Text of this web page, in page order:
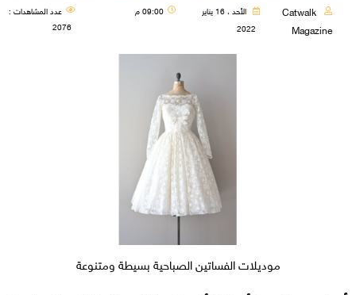
Catwalk
Magazine
الأحد ، 16 يناير
2022
09:00 م
عدد المشاهدات :
2076
موديلات الفساتين الصباحية بسيطة ومتنوعة